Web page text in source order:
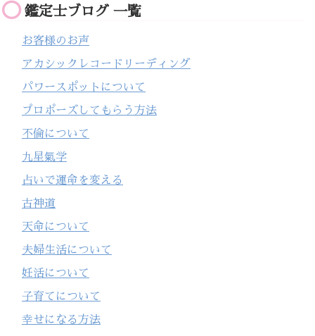
鑑定士ブログ 一覧
お客様のお声
アカシックレコードリーディング
パワースポットについて
プロポーズしてもらう方法
不倫について
九星氣学
占いで運命を変える
古神道
天命について
夫婦生活について
妊活について
子育てについて
幸せになる方法